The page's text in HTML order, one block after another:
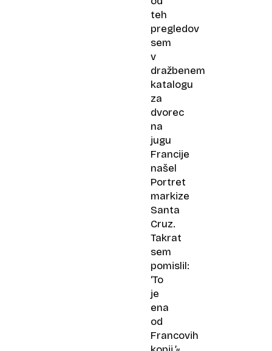
teh
pregledov
sem
v
dražbenem
katalogu
za
dvorec
na
jugu
Francije
našel
Portret
markize
Santa
Cruz.
Takrat
sem
pomislil:
‘To
je
ena
od
Francovih